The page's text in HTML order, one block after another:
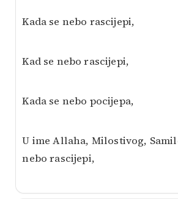
AI prijevod
Kada se nebo rascijepi,
Kad se nebo rascijepi,
Kada se nebo pocijepa,
U ime Allaha, Milostivog,
nebo rascijepi,